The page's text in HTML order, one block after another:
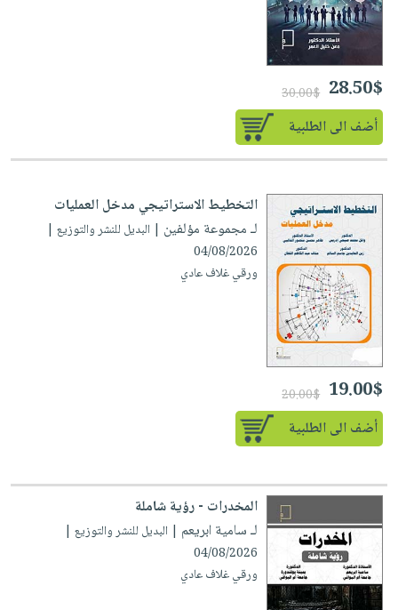
28.50$
30.00$
أضف الى الطلبية
التخطيط الاستراتيجي مدخل العمليات
لـ مجموعة مؤلفين | البديل للنشر والتوزيع |
04/08/2026
ورقي غلاف عادي
19.00$
20.00$
أضف الى الطلبية
المخدرات - رؤية شاملة
لـ سامية ابريعم | البديل للنشر والتوزيع |
04/08/2026
ورقي غلاف عادي